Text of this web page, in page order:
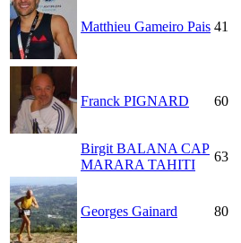
Matthieu Gameiro Pais 41
Franck PIGNARD 60
Birgit BALANA CAP
MARARA TAHITI
63
Georges Gainard 80